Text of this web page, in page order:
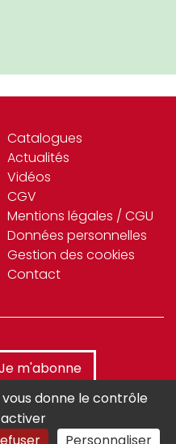
Catalogues
Actualités
Vidéos
CGV
Mentions légales / CGU
Données personnelles
Gestion des cookies
Contact
m'abonne
donne le contrôle
activer